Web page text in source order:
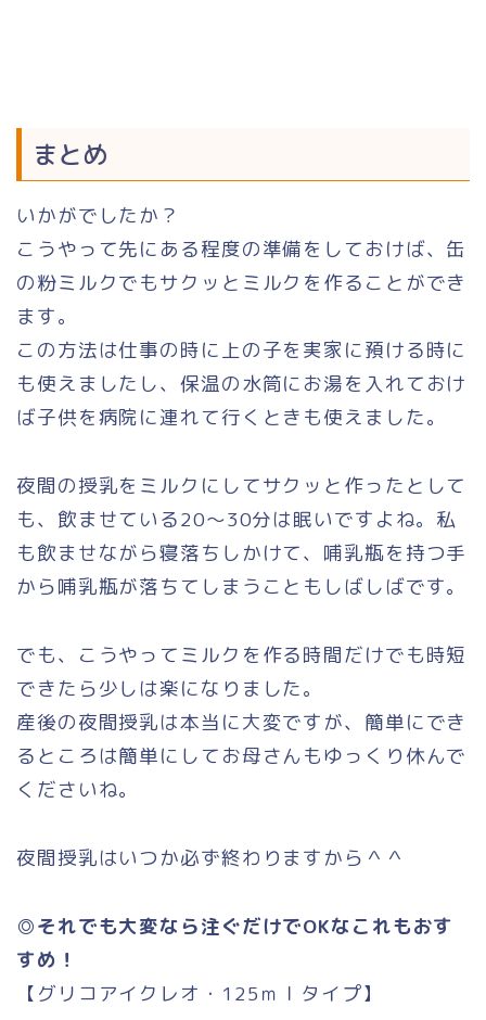
まとめ
いかがでしたか？
こうやって先にある程度の準備をしておけば、缶
の粉ミルクでもサクッとミルクを作ることができ
ます。
この方法は仕事の時に上の子を実家に預ける時に
も使えましたし、保温の水筒にお湯を入れておけ
ば子供を病院に連れて行くときも使えました。
夜間の授乳をミルクにしてサクッと作ったとして
も、飲ませている20～30分は眠いですよね。私
も飲ませながら寝落ちしかけて、哺乳瓶を持つ手
から哺乳瓶が落ちてしまうこともしばしばです。
でも、こうやってミルクを作る時間だけでも時短
できたら少しは楽になりました。
産後の夜間授乳は本当に大変ですが、簡単にでき
るところは簡単にしてお母さんもゆっくり休んで
くださいね。
夜間授乳はいつか必ず終わりますから＾＾
◎それでも大変なら注ぐだけでOKなこれもおす
すめ！
【グリコアイクレオ・125ｍｌタイプ】